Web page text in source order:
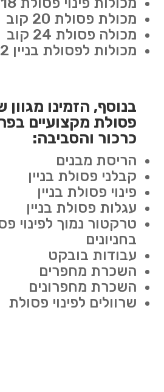
מכולת פסולת 20 קוב
מכולה פסולת 24 קוב
מכולות לפסולת בניין 32 קוב
בנוסף, הזמינו מגוון
פסולת מקצועיים
כרכור והסביבה:
הריסת מבנים
קבלני פסולת בניין
פינוי פסולת בניין
עגלות פסולת בניין
טרקטור נמוך לפינוי
בחניונים
עבודות בובקט
השכרת מחפרים
השכרת מחפרונים
שרוולים לפינוי פסולת